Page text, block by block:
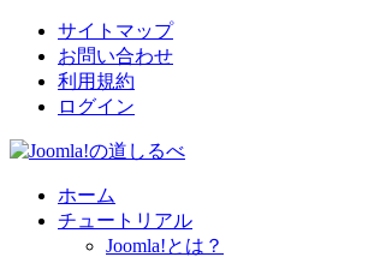
サイトマップ
お問い合わせ
利用規約
ログイン
ホーム
チュートリアル
Joomla!とは？